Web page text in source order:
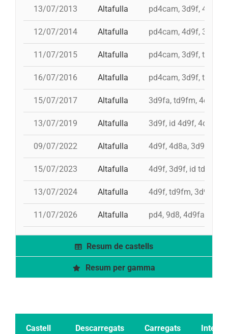
13/07/2013 Altafulla pd4cam, 3d9f, 4d9f,
12/07/2014 Altafulla pd4cam, 4d9f, 3d9f,
11/07/2015 Altafulla pd4cam, 3d9f,
16/07/2016 Altafulla pd4cam, 3d9f,
15/07/2017 Altafulla 3d9fa, td9fm, 4d9f,
13/07/2019 Altafulla 3d9f, id 4d9f, 4d9f,
09/07/2022 Altafulla 4d9f, 4d8a, 3d9f,
15/07/2023 Altafulla 4d9f, 3d9f, id td9fm,
13/07/2024 Altafulla 4d9f, td9fm, 3d9f, id
11/07/2026 Altafulla pd4, 9d8, 4d9fa, id
Resum de castells
Resum per gamma
Castell Descarregats Carregats Intents